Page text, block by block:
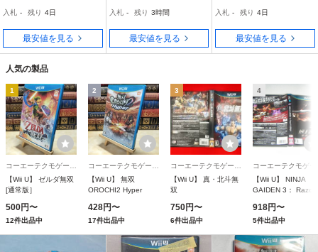
入札 - 残り 4日
最安値を見る
入札 - 残り 3時間
最安値を見る
入札 - 残り 4日
最安値を見る
人気の製品
1
コーエーテクモゲームス
【Wii U】 ゼルダ無双
[通常版］
500円〜
12件出品中
2
コーエーテクモゲームス
【Wii U】 無双
OROCHI2 Hyper
428円〜
17件出品中
3
コーエーテクモゲームス
【Wii U】 真・北斗無
双
750円〜
6件出品中
4
【Wii U】 NINJA
GAIDEN 3：
918円〜
5件出品中